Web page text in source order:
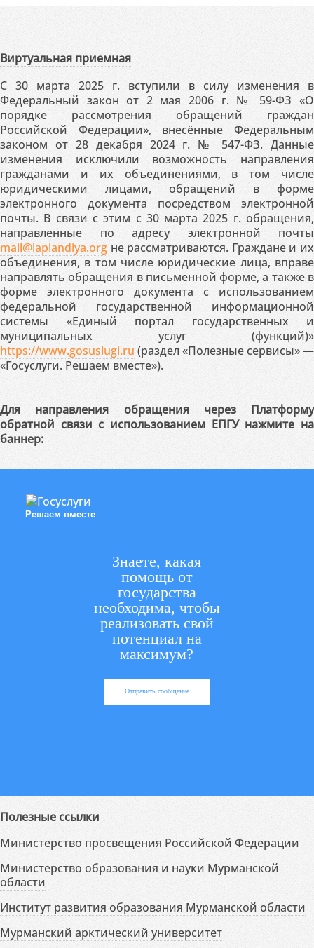
Виртуальная приемная
С 30 марта 2025 г. вступили в силу изменения в
Федеральный закон от 2 мая 2006 г. № 59-ФЗ «О
порядке рассмотрения обращений граждан
Российской Федерации», внесённые Федеральным
законом от 28 декабря 2024 г. № 547-ФЗ. Данные
изменения исключили возможность направления
гражданами и их объединениями, в том числе
юридическими лицами, обращений в форме
электронного документа посредством электронной
почты. В связи с этим с 30 марта 2025 г. обращения,
направленные по адресу электронной почты
mail@laplandiya.org не рассматриваются. Граждане и их
объединения, в том числе юридические лица, вправе
направлять обращения в письменной форме, а также в
форме электронного документа с использованием
федеральной государственной информационной
системы «Единый портал государственных и
муниципальных услуг (функций)»
https://www.gosuslugi.ru (раздел «Полезные сервисы» —
«Госуслуги. Решаем вместе»).
Для направления обращения через Платформу
обратной связи с использованием ЕПГУ нажмите на
баннер:
Решаем вместе
Знаете, какая
помощь от
государства
необходима, чтобы
реализовать свой
потенциал на
максимум?
Отправить сообщение
Полезные ссылки
Министерство просвещения Российской Федерации
Министерство образования и науки Мурманской
области
Институт развития образования Мурманской области
Мурманский арктический университет